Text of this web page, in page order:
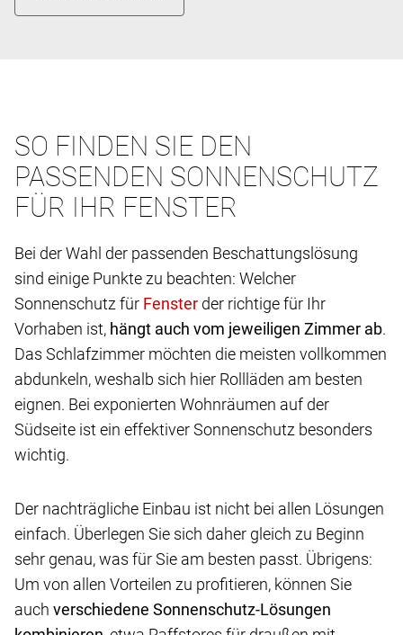
SO FINDEN SIE DEN
PASSENDEN SONNENSCHUTZ
FÜR IHR FENSTER
Bei der Wahl der passenden Beschattungslösung
sind einige Punkte zu beachten: Welcher
Sonnenschutz für
der richtige für Ihr
Vorhaben ist, hängt auch vom jeweiligen Zimmer ab.
Das Schlafzimmer möchten die meisten vollkommen
abdunkeln, weshalb sich hier Rollläden am besten
eignen. Bei exponierten Wohnräumen auf der
Südseite ist ein effektiver Sonnenschutz besonders
wichtig.
Der nachträgliche Einbau ist nicht bei allen Lösungen
einfach. Überlegen Sie sich daher gleich zu Beginn
sehr genau, was für Sie am besten passt. Übrigens:
Um von allen Vorteilen zu profitieren, können Sie
auch verschiedene Sonnenschutz-Lösungen